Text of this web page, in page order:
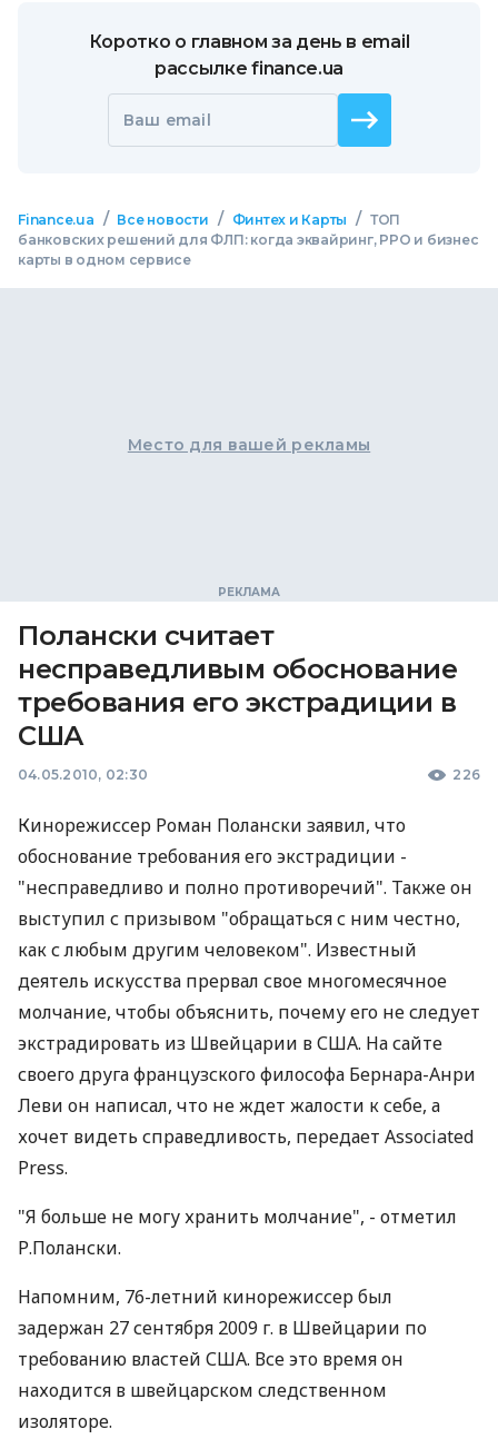
Коротко о главном за день в email
рассылке finance.ua
Ваш email
Finance.ua / Все новости / Финтех и Карты / ТОП
банковских решений для ФЛП: когда эквайринг, РРО и бизнес
карты в одном сервисе
Место для вашей рекламы
Полански считает
несправедливым обоснование
требования его экстрадиции в
США
04.05.2010, 02:30 226
Кинорежиссер Роман Полански заявил, что
обоснование требования его экстрадиции -
"несправедливо и полно противоречий". Также он
выступил с призывом "обращаться с ним честно,
как с любым другим человеком". Известный
деятель искусства прервал свое многомесячное
молчание, чтобы объяснить, почему его не следует
экстрадировать из Швейцарии в США. На сайте
своего друга французского философа Бернара-Анри
Леви он написал, что не ждет жалости к себе, а
хочет видеть справедливость, передает Associated
Press.
"Я больше не могу хранить молчание", - отметил
Р.Полански.
Напомним, 76-летний кинорежиссер был
задержан 27 сентября 2009 г. в Швейцарии по
требованию властей США. Все это время он
находится в швейцарском следственном
изоляторе.